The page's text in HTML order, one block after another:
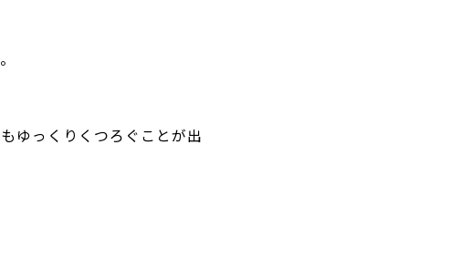
ゆっくりくつろぐことが出